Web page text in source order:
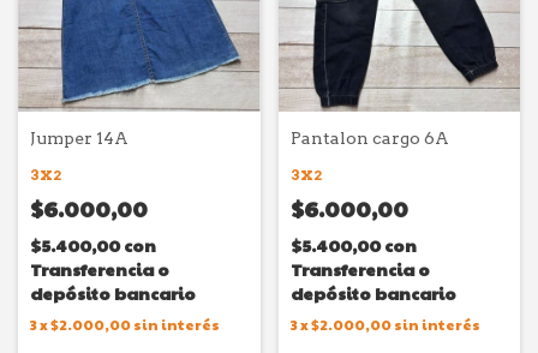
Jumper 14A
3X2
$6.000,00
$5.400,00con
Transferencia o
depósito bancario
3x$2.000,00sin interés
Pantalon cargo 6A
3X2
$6.000,00
$5.400,00con
Transferencia o
depósito bancario
3x$2.000,00 sin interés